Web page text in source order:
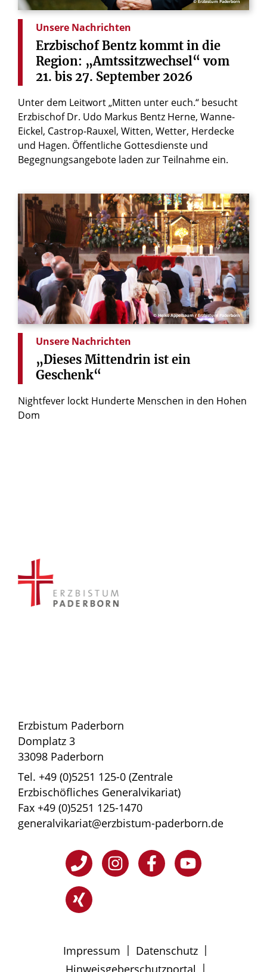
© Erzbistum Paderborn
Unsere Nachrichten
Erzbischof Bentz kommt in die
Region: „Amtssitzwechsel“ vom
21. bis 27. September 2026
Unter dem Leitwort „Mitten unter euch.“ besucht
Erzbischof Dr. Udo Markus Bentz Herne, Wanne-
Eickel, Castrop-Rauxel, Witten, Wetter, Herdecke
und Hagen. Öffentliche Gottesdienste und
Begegnungsangebote laden zur Teilnahme ein.
© Heiko Appelbaum / Erzbistum Paderborn
Unsere Nachrichten
„Dieses Mittendrin ist ein
Geschenk“
Nightfever lockt Hunderte Menschen in den Hohen
Dom
Erzbistum Paderborn
Domplatz 3
33098 Paderborn
Tel. +49 (0)5251 125-0 (Zentrale
Erzbischöfliches Generalvikariat)
Fax +49 (0)5251 125-1470
generalvikariat@erzbistum-paderborn.de
Impressum | Datenschutz |
Hinweisgeberschutzportal |